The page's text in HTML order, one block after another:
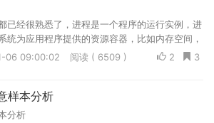
已经很熟悉了，进程是一个程序的运行实例，进
统为应用程序提供的资源容器，比如内存空间，
连接等等。
3
2
06 09:00:02 阅读 ( 6509 )
样本分析
分析